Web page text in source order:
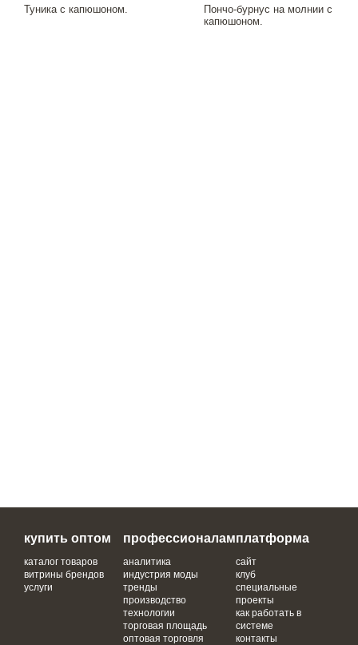
Туника с капюшоном.
Пончо-бурнус на молнии с
капюшоном.
купить оптом
каталог товаров
витрины брендов
услуги
профессионалам
аналитика
индустрия моды
тренды
производство
технологии
торговая площадь
оптовая торговля
платформа
сайт
клуб
специальные
проекты
как работать в
системе
контакты